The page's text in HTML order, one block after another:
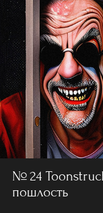
№ 24
пошлость